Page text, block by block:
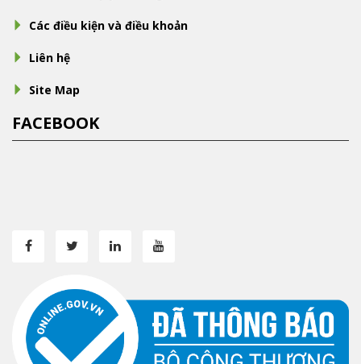
Các điều kiện và điều khoản
Liên hệ
Site Map
FACEBOOK